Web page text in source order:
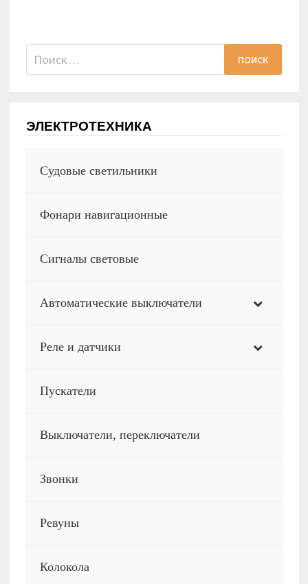
Найти:
ЭЛЕКТРОТЕХНИКА
Судовые светильники
Фонари навигационные
Сигналы световые
Автоматические выключатели
Реле и датчики
Пускатели
Выключатели, переключатели
Звонки
Ревуны
Колокола